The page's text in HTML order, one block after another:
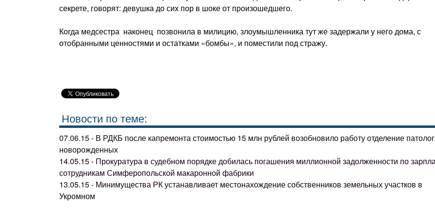
секрете, говорят: девушка до сих пор в шоке от произошедшего.
Когда медсестра наконец позвонила в милицию, злоумышленника тут же задержали у него дома, с
отобранными ценностями и остатками «бомбы», и поместили под стражу.
Новости по теме:
07.06.15 - В РДКБ после капремонта стоимостью 15 млн рублей возобновило работу отделение
новорожденных
14.05.15 - Прокуратура в судебном порядке добилась погашения миллионной задолженности по
сотрудникам Симферопольской макаронной фабрики
13.05.15 - Минимущества РК устанавливает местонахождение собственников земельных участков в
Укромном